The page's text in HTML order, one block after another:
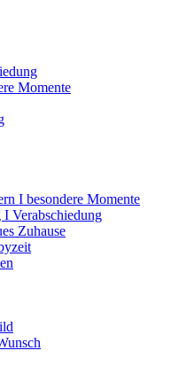
Momente
I besondere Momente
Verabschiedung
Zuhause